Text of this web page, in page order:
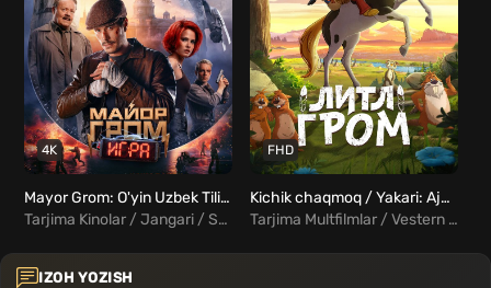
4K
Mayor Grom: O'yin Uzbek Tilida
Tarjima Kinolar / Jangari / Sarguzasht / Rus kinolar Uzbek Tilida
FHD
Kichik chaqmoq / Yakari: Ajoyib sayohat / Mitti chaqmoq Uzbek Tilida
Tarjima Multfilmlar / Vestern / Sarguzasht / Oilaviy / Xorij Multfilmlar Uzbek Tilida
IZOH YOZISH